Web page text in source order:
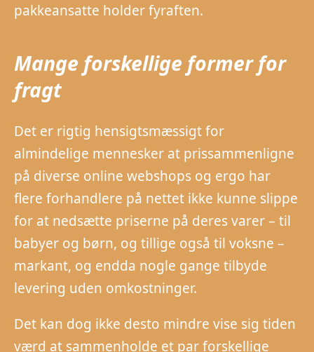
pakkeansatte holder fyraften.
Mange forskellige former for
fragt
Det er rigtig hensigtsmæssigt for
almindelige mennesker at prissammenligne
på diverse online webshops og ergo har
flere forhandlere på nettet ikke kunne slippe
for at nedsætte priserne på deres varer – til
babyer og børn, og tillige også til voksne –
markant, og endda nogle gange tilbyde
levering uden omkostninger.
Det kan dog ikke desto mindre vise sig tiden
værd at sammenholde et par forskellige